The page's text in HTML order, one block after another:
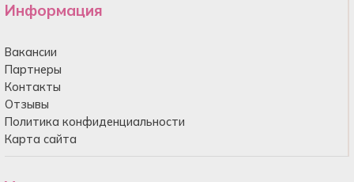
Информация
Вакансии
Партнеры
Контакты
Отзывы
Политика конфиденциальности
Карта сайта